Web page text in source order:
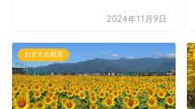
2024年11月9日
おすすめ風景